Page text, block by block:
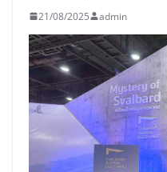
21/08/2025 admin